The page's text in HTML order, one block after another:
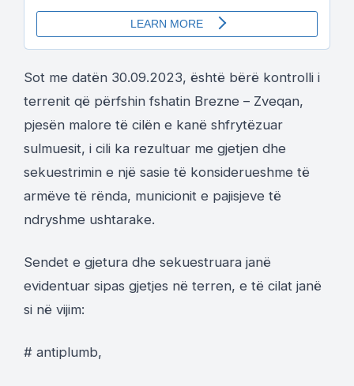
Sot me datën 30.09.2023, është bërë kontrolli i
terrenit që përfshin fshatin Brezne – Zveqan,
pjesën malore të cilën e kanë shfrytëzuar
sulmuesit, i cili ka rezultuar me gjetjen dhe
sekuestrimin e një sasie të konsiderueshme të
armëve të rënda, municionit e pajisjeve të
ndryshme ushtarake.
Sendet e gjetura dhe sekuestruara janë
evidentuar sipas gjetjes në terren, e të cilat janë
si në vijim:
# antiplumb,